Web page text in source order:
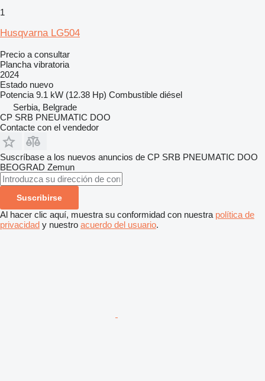
1
Husqvarna LG504
Precio a consultar
Plancha vibratoria
2024
Estado nuevo
Potencia 9.1 kW (12.38 Hp) Combustible diésel
Serbia, Belgrade
CP SRB PNEUMATIC DOO
Contacte con el vendedor
Suscríbase a los nuevos anuncios de CP SRB PNEUMATIC DOO
BEOGRAD Zemun
Suscribirse
Al hacer clic aquí, muestra su conformidad con nuestra política de
privacidad y nuestro acuerdo del usuario.